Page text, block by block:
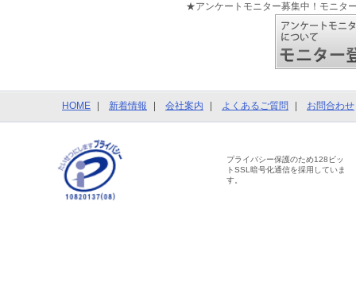
★アンケートモニター募集中！モニタ
HOME 新着情報 会社案内 よくあるご質問 お問合わせ
プライバシー保護のため128ビッ
トSSL暗号化通信を採用していま
す。